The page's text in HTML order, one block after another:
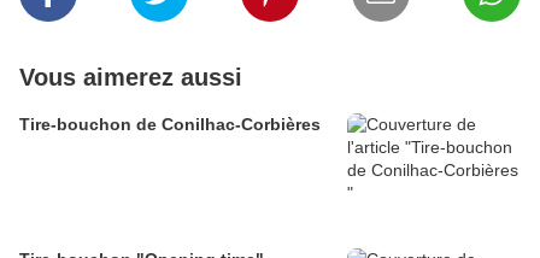
Vous aimerez aussi
Tire-bouchon de Conilhac-Corbières